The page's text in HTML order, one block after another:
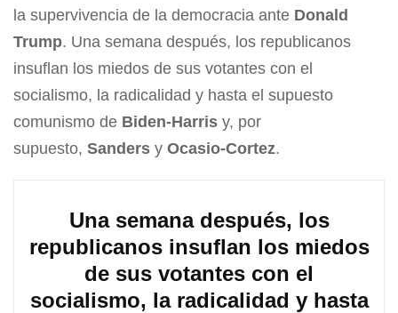
la supervivencia de la democracia ante Donald
Trump. Una semana después, los republicanos
insuflan los miedos de sus votantes con el
socialismo, la radicalidad y hasta el supuesto
comunismo de Biden-Harris y, por
supuesto, Sanders y Ocasio-Cortez.
Una semana después, los
republicanos insuflan los miedos
de sus votantes con el
socialismo, la radicalidad y hasta